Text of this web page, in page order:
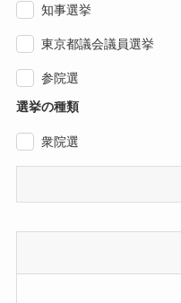
知事選挙
東京都議会議員選挙
参院選
選挙の種類
衆院選